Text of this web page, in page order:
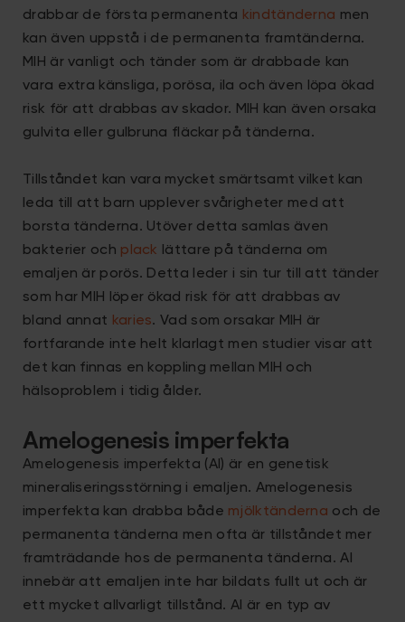
drabbar de första permanenta kindtänderna men
kan även uppstå i de permanenta framtänderna.
MIH är vanligt och tänder som är drabbade kan
vara extra känsliga, porösa, ila och även löpa ökad
risk för att drabbas av skador. MIH kan även orsaka
gulvita eller gulbruna fläckar på tänderna.
Tillståndet kan vara mycket smärtsamt vilket kan
leda till att barn upplever svårigheter med att
borsta tänderna. Utöver detta samlas även
bakterier och plack
lättare på tänderna om
emaljen är porös. Detta leder i sin tur till att tänder
som har MIH löper ökad risk för att drabbas av
bland annat karies. Vad som orsakar MIH är
fortfarande inte helt klarlagt men studier visar att
det kan finnas en koppling mellan MIH och
hälsoproblem i tidig ålder.
Amelogenesis imperfekta
Amelogenesis imperfekta (AI) är en genetisk
mineraliseringsstörning i emaljen. Amelogenesis
imperfekta kan drabba både mjölktänderna och de
permanenta tänderna men ofta är tillståndet mer
framträdande hos de permanenta tänderna. AI
innebär att emaljen inte har bildats fullt ut och är
ett mycket allvarligt tillstånd. AI är en typ av